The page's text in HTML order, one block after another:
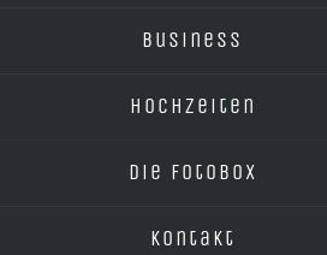
Business
Hochzeiten
Die Fotobox
Kontakt